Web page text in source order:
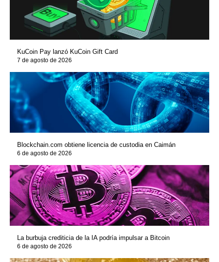
KuCoin Pay lanzó KuCoin Gift Card
7 de agosto de 2026
Blockchain.com obtiene licencia de custodia en Caimán
6 de agosto de 2026
La burbuja crediticia de la IA podría impulsar a Bitcoin
6 de agosto de 2026